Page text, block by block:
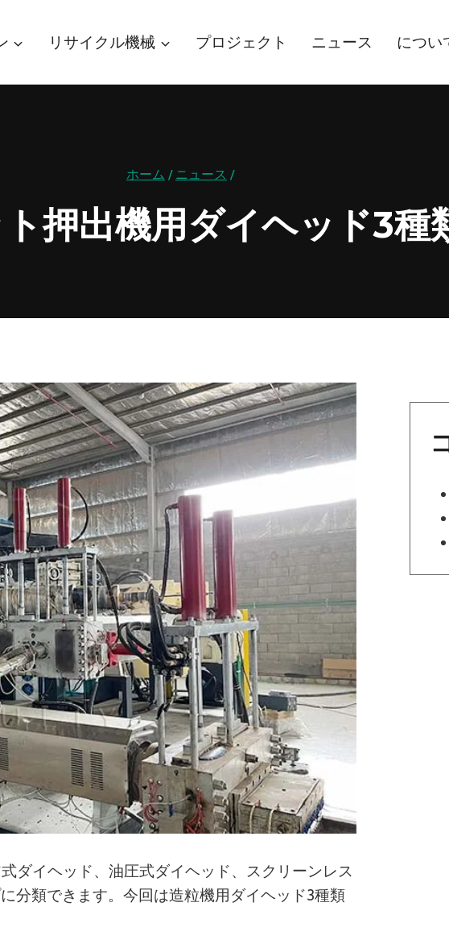
リサイクル機械 プロジェクト ニュース につい
ホーム / ニュース /
押出機用ダイヘッド3種
ダイヘッド、油圧式ダイヘッド、スクリーンレス
分類できます。今回は造粒機用ダイヘッド3種類